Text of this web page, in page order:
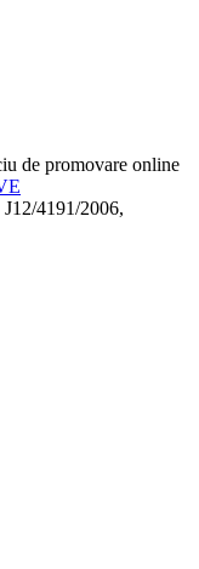
de promovare online
4191/2006,